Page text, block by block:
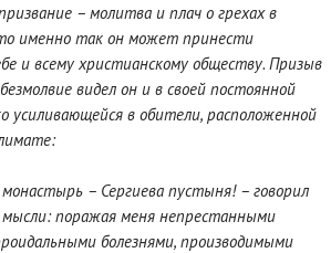
– молитва и плач о грехах в
именно так он может принести
и всему христианскому обществу. Призыв
видел он и в своей постоянной
усиливающейся в обители, расположенной
– Сергиева пустыня! – говорил
поражая меня непрестанными
болезнями, производимыми